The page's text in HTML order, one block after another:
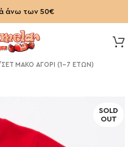
άνω των 50€
ΣΕΤ ΜΑΚΟ ΑΓΟΡΙ (1-7 ΕΤΩΝ)
SOLD
OUT